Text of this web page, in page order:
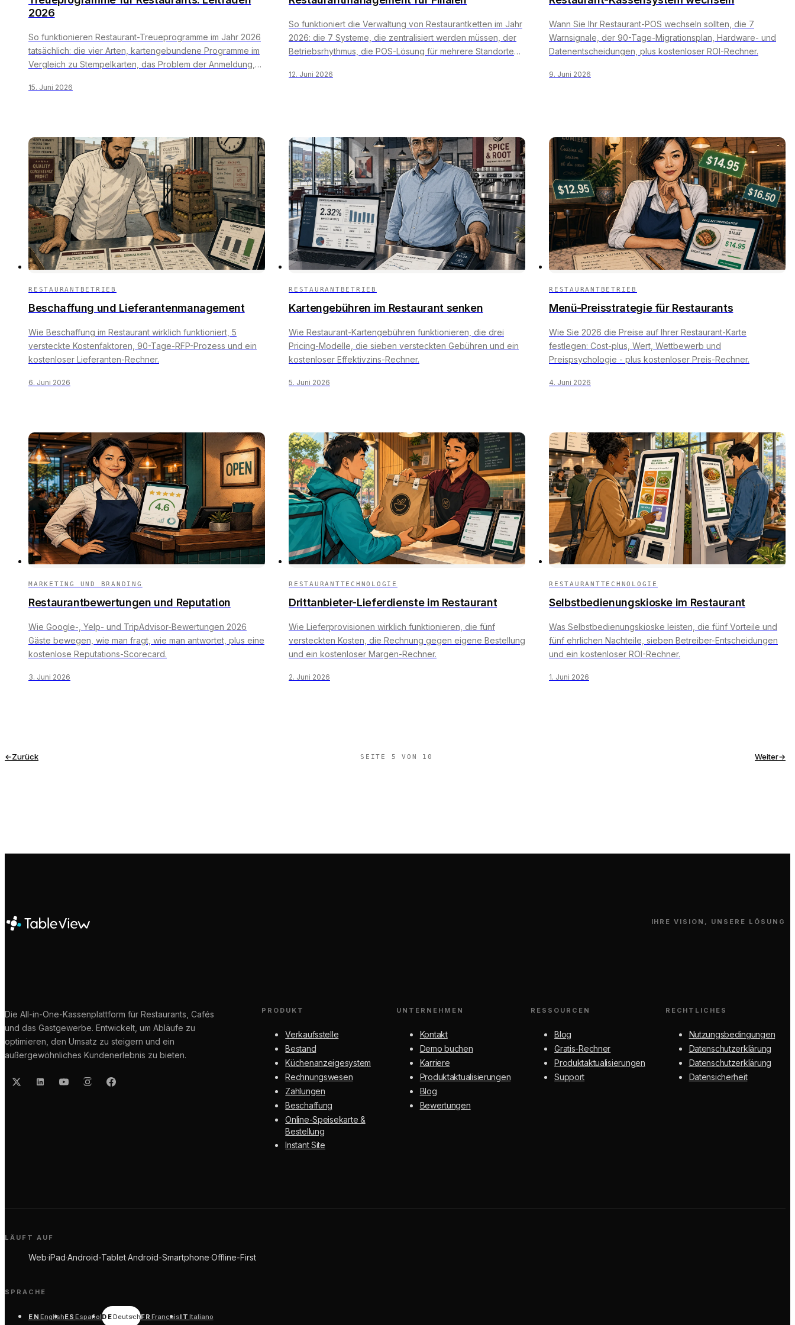
2026
So funktionieren Restaurant-Treueprogramme im Jahr 2026
tatsächlich: die vier Arten, kartengebundene Programme im
Vergleich zu Stempelkarten, das Problem der Anmeldung,
60-tägige Einführungsphase, die auch den Ansturm am
15. Juni 2026
So funktioniert die Verwaltung von Restaurantketten im Jahr
2026: die 7 Systeme, die zentralisiert werden müssen, der
Betriebsrhythmus, die POS-Lösung für mehrere Standorte
zwischen den Standorten 3 und 8 zum Scheitern bringen.
12. Juni 2026
Wann Sie Ihr Restaurant-POS wechseln sollten, die 7
Warnsignale, der 90-Tage-Migrationsplan, Hardware- und
Datenentscheidungen, plus kostenloser ROI-Rechner.
9. Juni 2026
RESTAURANTBETRIEB
Beschaffung und Lieferantenmanagement
Wie Beschaffung im Restaurant wirklich funktioniert, 5
versteckte Kostenfaktoren, 90-Tage-RFP-Prozess und ein
kostenloser Lieferanten-Rechner.
6. Juni 2026
RESTAURANTBETRIEB
Kartengebühren im Restaurant senken
Wie Restaurant-Kartengebühren funktionieren, die drei
Pricing-Modelle, die sieben versteckten Gebühren und ein
kostenloser Effektivzins-Rechner.
5. Juni 2026
RESTAURANTBETRIEB
Menü-Preisstrategie für Restaurants
Wie Sie 2026 die Preise auf Ihrer Restaurant-Karte
festlegen: Cost-plus, Wert, Wettbewerb und
Preispsychologie - plus kostenloser Preis-Rechner.
4. Juni 2026
MARKETING UND BRANDING
Restaurantbewertungen und Reputation
Wie Google-, Yelp- und TripAdvisor-Bewertungen 2026
Gäste bewegen, wie man fragt, wie man antwortet, plus eine
kostenlose Reputations-Scorecard.
3. Juni 2026
RESTAURANTTECHNOLOGIE
Drittanbieter-Lieferdienste im Restaurant
Wie Lieferprovisionen wirklich funktionieren, die fünf
versteckten Kosten, die Rechnung gegen eigene Bestellung
und ein kostenloser Margen-Rechner.
2. Juni 2026
RESTAURANTTECHNOLOGIE
Selbstbedienungskioske im Restaurant
Was Selbstbedienungskioske leisten, die fünf Vorteile und
fünf ehrlichen Nachteile, sieben Betreiber-Entscheidungen
und ein kostenloser ROI-Rechner.
1. Juni 2026
←Zurück SEITE 5 VON 10 Weiter→
IHRE VISION, UNSERE LÖSUNG
Die All-in-One-Kassenplattform für Restaurants, Cafés
und das Gastgewerbe. Entwickelt, um Abläufe zu
optimieren, den Umsatz zu steigern und ein
außergewöhnliches Kundenerlebnis zu bieten.
PRODUKT
Verkaufsstelle
Bestand
Küchenanzeigesystem
Rechnungswesen
Zahlungen
Beschaffung
Online-Speisekarte &
Bestellung
Instant Site
UNTERNEHMEN
Kontakt
Demo buchen
Karriere
Produktaktualisierungen
Blog
Bewertungen
RESSOURCEN
Blog
Gratis-Rechner
Produktaktualisierungen
Support
RECHTLICHES
Nutzungsbedingungen
Datenschutzerklärung
Datenschutzerklärung
Datensicherheit
LÄUFT AUF
Web·iPad·Android-Tablet·Android-Smartphone·Offline-First
SPRACHE
EN EnglishESEspañolDEDeutschFRFrançaisIT Italiano